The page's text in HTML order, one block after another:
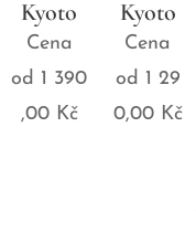
Kyoto
Cena
od 1 390
,00Kč
Kyoto
Cena
od 1 29
0,00Kč